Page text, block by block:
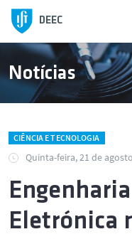
DEEC
Notícias
CIÊNCIA E TECNOLOGIA
Quinta-feira, 21 de
Eletrónica